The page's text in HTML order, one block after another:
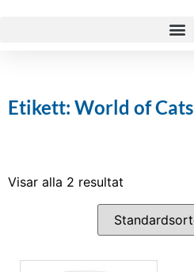
Etikett: World of Cats
Visar alla 2 resultat